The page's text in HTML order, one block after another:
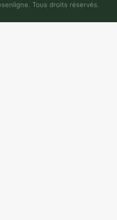
Tous droits réservés.